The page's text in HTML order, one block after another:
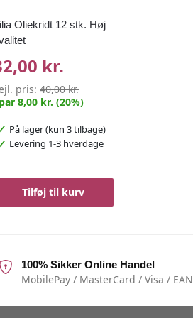
Oliekridt 12 stk. Høj
kr.
pris:40,00 kr.
8,00 kr. (20%)
På lager(kun 3 tilbage)
Levering 1-3 hverdage
Tilføj til kurv
100% Sikker Online Handel
MobilePay / MasterCard / Visa / EAN